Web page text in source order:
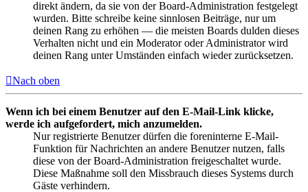
direkt ändern, da sie von der Board-Administration festgelegt
wurden. Bitte schreibe keine sinnlosen Beiträge, nur um
deinen Rang zu erhöhen — die meisten Boards dulden dieses
Verhalten nicht und ein Moderator oder Administrator wird
deinen Rang unter Umständen einfach wieder zurücksetzen.
Nach oben
Wenn ich bei einem Benutzer auf den E-Mail-Link klicke,
werde ich aufgefordert, mich anzumelden.
Nur registrierte Benutzer dürfen die foreninterne E-Mail-
Funktion für Nachrichten an andere Benutzer nutzen, falls
diese von der Board-Administration freigeschaltet wurde.
Diese Maßnahme soll den Missbrauch dieses Systems durch
Gäste verhindern.